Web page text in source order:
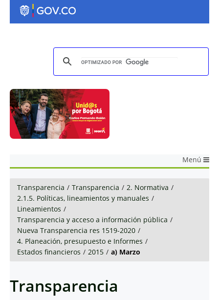
Menú
Transparencia / Transparencia / 2. Normativa /
2.1.5. Políticas, lineamientos y manuales /
Lineamientos /
Transparencia y acceso a información pública /
Nueva Transparencia res 1519-2020 /
4. Planeación, presupuesto e Informes /
Estados financieros / 2015 / a) Marzo
Transparencia